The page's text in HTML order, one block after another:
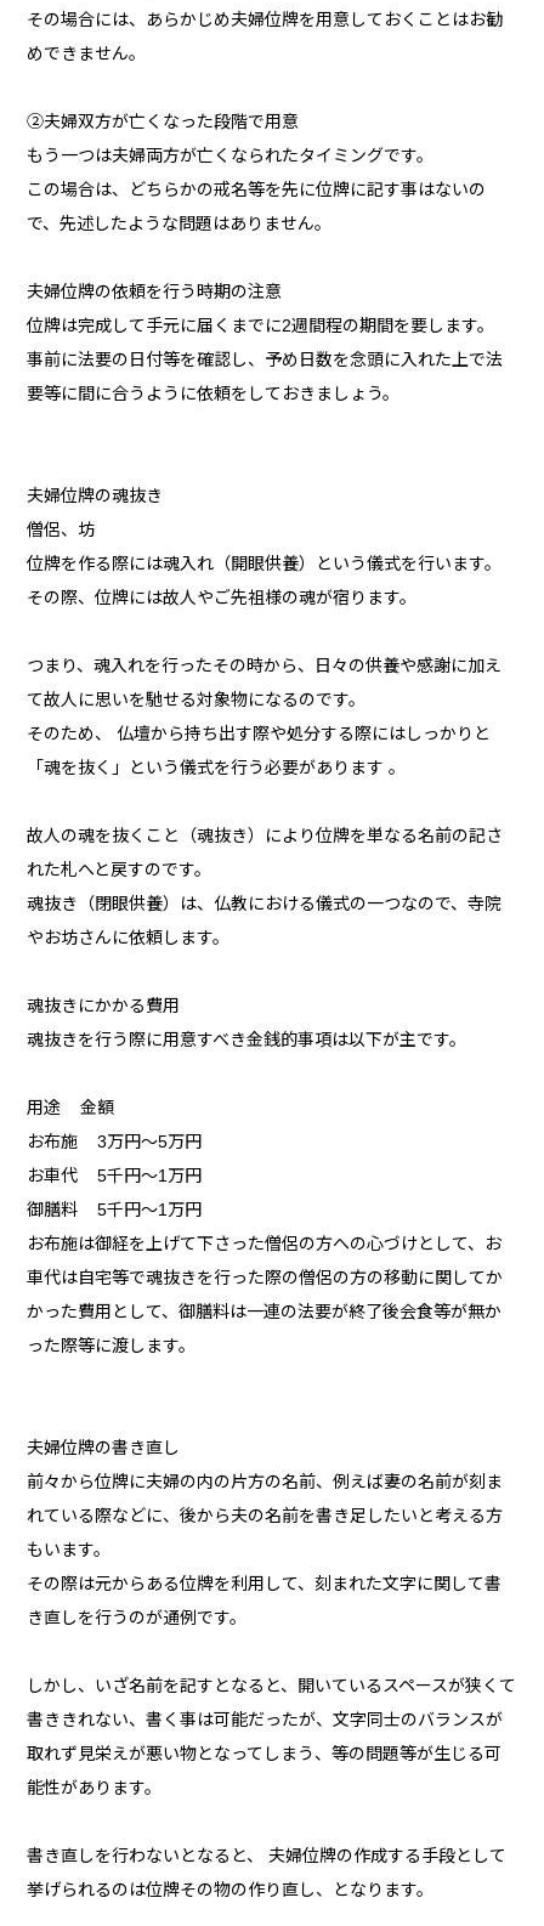
その場合には、あらかじめ夫婦位牌を用意しておくことはお勧
めできません。
②夫婦双方が亡くなった段階で用意
もう一つは夫婦両方が亡くなられたタイミングです。
この場合は、どちらかの戒名等を先に位牌に記す事はないの
で、先述したような問題はありません。
夫婦位牌の依頼を行う時期の注意
位牌は完成して手元に届くまでに2週間程の期間を要します。
事前に法要の日付等を確認し、予め日数を念頭に入れた上で法
要等に間に合うように依頼をしておきましょう。
夫婦位牌の魂抜き
僧侶、坊
位牌を作る際には魂入れ（開眼供養）という儀式を行います。
その際、位牌には故人やご先祖様の魂が宿ります。
つまり、魂入れを行ったその時から、日々の供養や感謝に加え
て故人に思いを馳せる対象物になるのです。
そのため、 仏壇から持ち出す際や処分する際にはしっかりと
「魂を抜く」という儀式を行う必要があります 。
故人の魂を抜くこと（魂抜き）により位牌を単なる名前の記さ
れた札へと戻すのです。
魂抜き（閉眼供養）は、仏教における儀式の一つなので、寺院
やお坊さんに依頼します。
魂抜きにかかる費用
魂抜きを行う際に用意すべき金銭的事項は以下が主です。
用途 金額
お布施 3万円～5万円
お車代 5千円～1万円
御膳料 5千円～1万円
お布施は御経を上げて下さった僧侶の方への心づけとして、お
車代は自宅等で魂抜きを行った際の僧侶の方の移動に関してか
かった費用として、御膳料は一連の法要が終了後会食等が無か
った際等に渡します。
夫婦位牌の書き直し
前々から位牌に夫婦の内の片方の名前、例えば妻の名前が刻ま
れている際などに、後から夫の名前を書き足したいと考える方
もいます。
その際は元からある位牌を利用して、刻まれた文字に関して書
き直しを行うのが通例です。
しかし、いざ名前を記すとなると、開いているスペースが狭くて
書ききれない、書く事は可能だったが、文字同士のバランスが
取れず見栄えが悪い物となってしまう、等の問題等が生じる可
能性があります。
書き直しを行わないとなると、 夫婦位牌の作成する手段として
挙げられるのは位牌その物の作り直し、となります。